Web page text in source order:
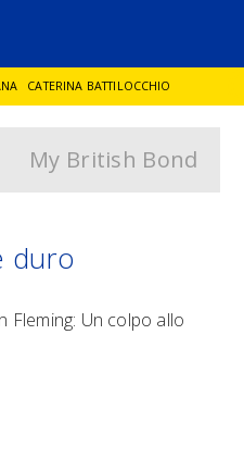
CATERINA BATTILOCCHIO
GIANCARLO DE CATALDO
My British Bond
duro
Fleming: Un colpo allo